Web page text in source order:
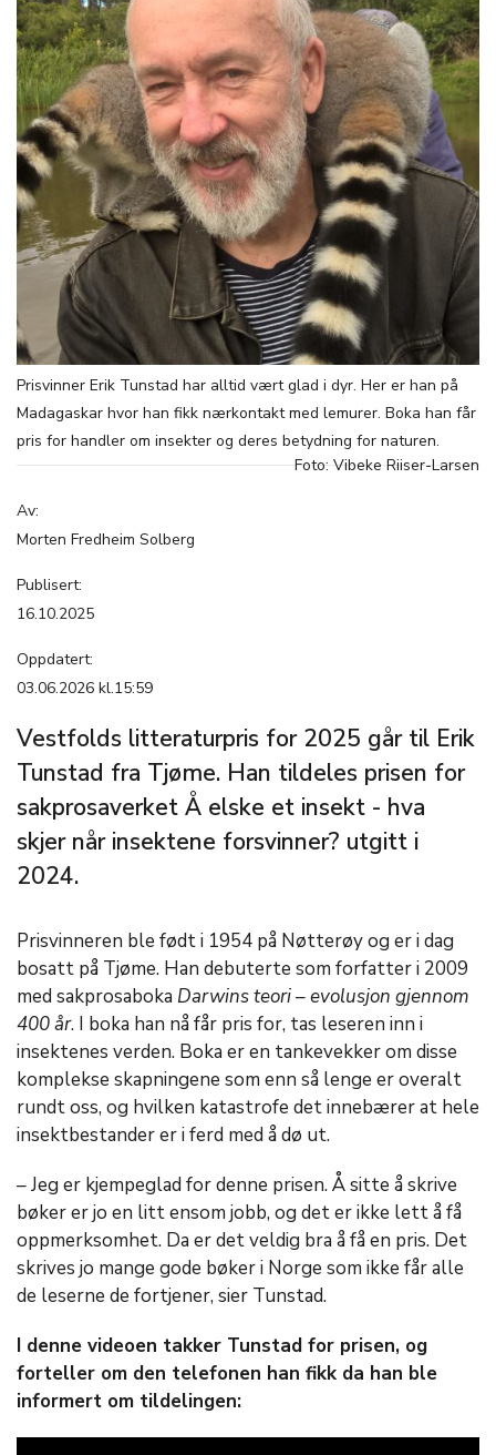
Prisvinner Erik Tunstad har alltid vært glad i dyr. Her er han på
Madagaskar hvor han fikk nærkontakt med lemurer. Boka han får
pris for handler om insekter og deres betydning for naturen.
Foto: Vibeke Riiser-Larsen
Av:
Morten Fredheim Solberg
Publisert:
16.10.2025
Oppdatert:
03.06.2026 kl.15:59
Vestfolds litteraturpris for 2025 går til Erik
Tunstad fra Tjøme. Han tildeles prisen for
sakprosaverket Å elske et insekt - hva
skjer når insektene forsvinner? utgitt i
2024.
Prisvinneren ble født i 1954 på Nøtterøy og er i dag
bosatt på Tjøme. Han debuterte som forfatter i 2009
med sakprosaboka Darwins teori – evolusjon gjennom
400 år. I boka han nå får pris for, tas leseren inn i
insektenes verden. Boka er en tankevekker om disse
komplekse skapningene som enn så lenge er overalt
rundt oss, og hvilken katastrofe det innebærer at hele
insektbestander er i ferd med å dø ut.
– Jeg er kjempeglad for denne prisen. Å sitte å skrive
bøker er jo en litt ensom jobb, og det er ikke lett å få
oppmerksomhet. Da er det veldig bra å få en pris. Det
skrives jo mange gode bøker i Norge som ikke får alle
de leserne de fortjener, sier Tunstad.
I denne videoen takker Tunstad for prisen, og
forteller om den telefonen han fikk da han ble
informert om tildelingen: